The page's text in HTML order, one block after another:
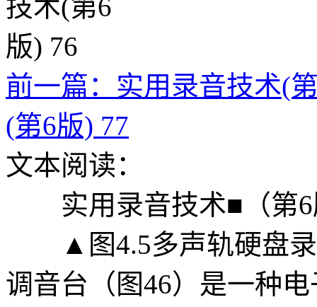
前一篇：实用录音技术(
(第6版) 77
文本阅读：
实用录音技术■（第6
▲图4.5多声轨硬盘录
调音台（图46）是一种